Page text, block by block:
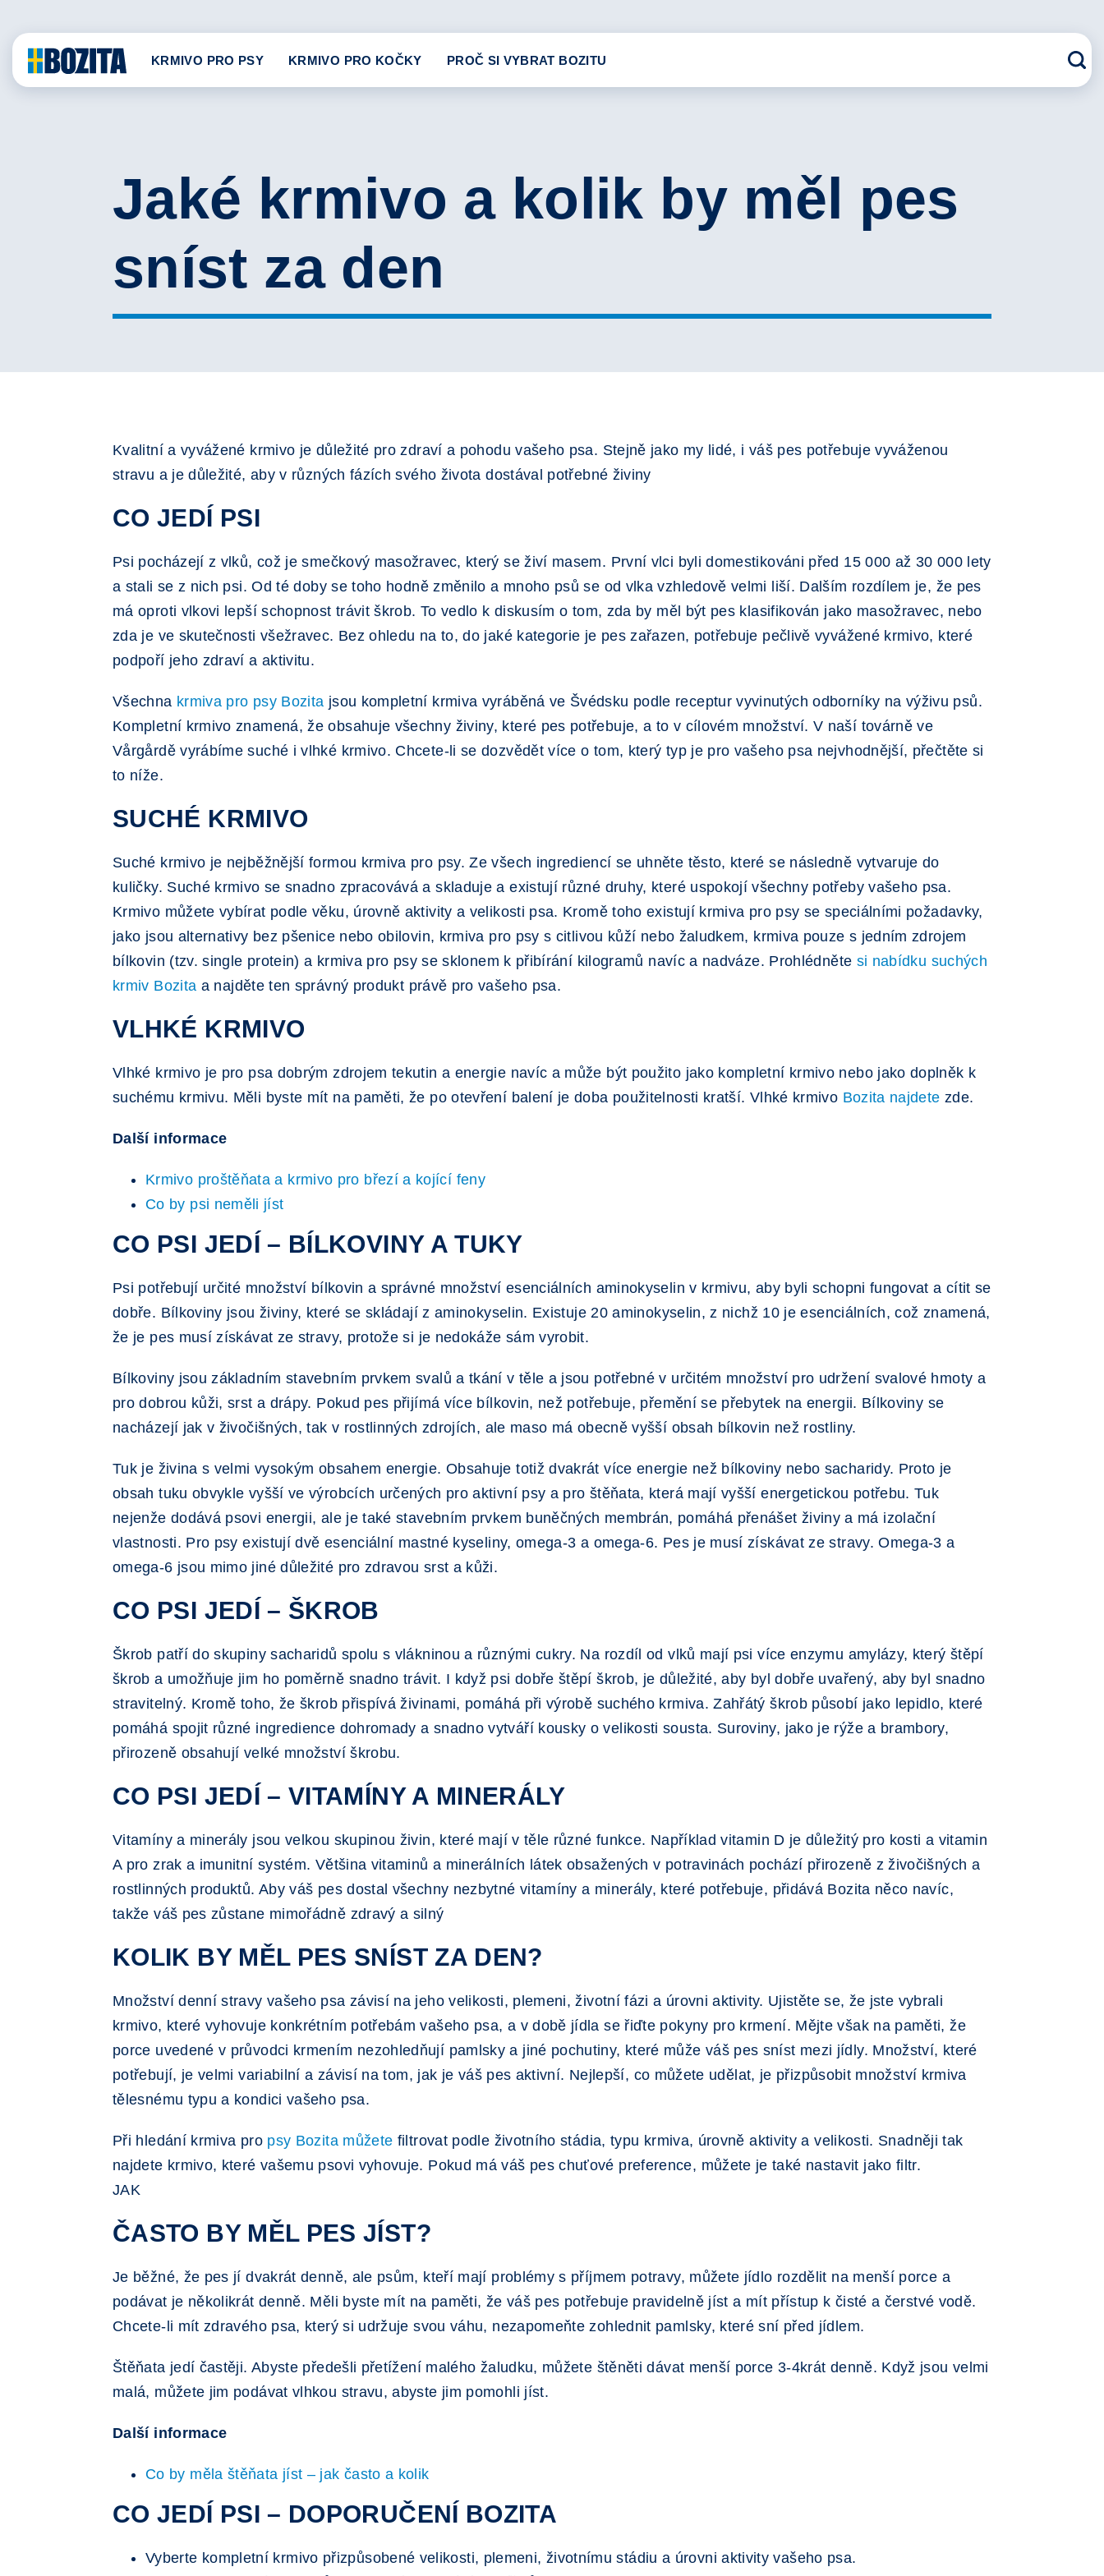
content
KRMIVO PRO PSY KRMIVO PRO KOČKY PROČ SI VYBRAT BOZITU
Jaké krmivo a kolik by měl pes
sníst za den
Kvalitní a vyvážené krmivo je důležité pro zdraví a pohodu vašeho psa. Stejně jako my lidé, i váš pes potřebuje vyváženou
stravu a je důležité, aby v různých fázích svého života dostával potřebné živiny
CO JEDÍ PSI
Psi pocházejí z vlků, což je smečkový masožravec, který se živí masem. První vlci byli domestikováni před 15 000 až 30 000 lety
a stali se z nich psi. Od té doby se toho hodně změnilo a mnoho psů se od vlka vzhledově velmi liší. Dalším rozdílem je, že pes
má oproti vlkovi lepší schopnost trávit škrob. To vedlo k diskusím o tom, zda by měl být pes klasifikován jako masožravec, nebo
zda je ve skutečnosti všežravec. Bez ohledu na to, do jaké kategorie je pes zařazen, potřebuje pečlivě vyvážené krmivo, které
podpoří jeho zdraví a aktivitu.
Všechna krmiva pro psy Bozita jsou kompletní krmiva vyráběná ve Švédsku podle receptur vyvinutých odborníky na výživu psů.
Kompletní krmivo znamená, že obsahuje všechny živiny, které pes potřebuje, a to v cílovém množství. V naší továrně ve
Vårgårdě vyrábíme suché i vlhké krmivo. Chcete-li se dozvědět více o tom, který typ je pro vašeho psa nejvhodnější, přečtěte si
to níže.
SUCHÉ KRMIVO
Suché krmivo je nejběžnější formou krmiva pro psy. Ze všech ingrediencí se uhněte těsto, které se následně vytvaruje do
kuličky. Suché krmivo se snadno zpracovává a skladuje a existují různé druhy, které uspokojí všechny potřeby vašeho psa.
Krmivo můžete vybírat podle věku, úrovně aktivity a velikosti psa. Kromě toho existují krmiva pro psy se speciálními požadavky,
jako jsou alternativy bez pšenice nebo obilovin, krmiva pro psy s citlivou kůží nebo žaludkem, krmiva pouze s jedním zdrojem
bílkovin (tzv. single protein) a krmiva pro psy se sklonem k přibírání kilogramů navíc a nadváze. Prohlédněte si nabídku suchých
krmiv Bozita a najděte ten správný produkt právě pro vašeho psa.
VLHKÉ KRMIVO
Vlhké krmivo je pro psa dobrým zdrojem tekutin a energie navíc a může být použito jako kompletní krmivo nebo jako doplněk k
suchému krmivu. Měli byste mít na paměti, že po otevření balení je doba použitelnosti kratší. Vlhké krmivo Bozita najdete zde.
Další informace
Krmivo proštěňata a krmivo pro březí a kojící feny
Co by psi neměli jíst
CO PSI JEDÍ – BÍLKOVINY A TUKY
Psi potřebují určité množství bílkovin a správné množství esenciálních aminokyselin v krmivu, aby byli schopni fungovat a cítit se
dobře. Bílkoviny jsou živiny, které se skládají z aminokyselin. Existuje 20 aminokyselin, z nichž 10 je esenciálních, což znamená,
že je pes musí získávat ze stravy, protože si je nedokáže sám vyrobit.
Bílkoviny jsou základním stavebním prvkem svalů a tkání v těle a jsou potřebné v určitém množství pro udržení svalové hmoty a
pro dobrou kůži, srst a drápy. Pokud pes přijímá více bílkovin, než potřebuje, přemění se přebytek na energii. Bílkoviny se
nacházejí jak v živočišných, tak v rostlinných zdrojích, ale maso má obecně vyšší obsah bílkovin než rostliny.
Tuk je živina s velmi vysokým obsahem energie. Obsahuje totiž dvakrát více energie než bílkoviny nebo sacharidy. Proto je
obsah tuku obvykle vyšší ve výrobcích určených pro aktivní psy a pro štěňata, která mají vyšší energetickou potřebu. Tuk
nejenže dodává psovi energii, ale je také stavebním prvkem buněčných membrán, pomáhá přenášet živiny a má izolační
vlastnosti. Pro psy existují dvě esenciální mastné kyseliny, omega-3 a omega-6. Pes je musí získávat ze stravy. Omega-3 a
omega-6 jsou mimo jiné důležité pro zdravou srst a kůži.
CO PSI JEDÍ – ŠKROB
Škrob patří do skupiny sacharidů spolu s vlákninou a různými cukry. Na rozdíl od vlků mají psi více enzymu amylázy, který štěpí
škrob a umožňuje jim ho poměrně snadno trávit. I když psi dobře štěpí škrob, je důležité, aby byl dobře uvařený, aby byl snadno
stravitelný. Kromě toho, že škrob přispívá živinami, pomáhá při výrobě suchého krmiva. Zahřátý škrob působí jako lepidlo, které
pomáhá spojit různé ingredience dohromady a snadno vytváří kousky o velikosti sousta. Suroviny, jako je rýže a brambory,
přirozeně obsahují velké množství škrobu.
CO PSI JEDÍ – VITAMÍNY A MINERÁLY
Vitamíny a minerály jsou velkou skupinou živin, které mají v těle různé funkce. Například vitamin D je důležitý pro kosti a vitamin
A pro zrak a imunitní systém. Většina vitaminů a minerálních látek obsažených v potravinách pochází přirozeně z živočišných a
rostlinných produktů. Aby váš pes dostal všechny nezbytné vitamíny a minerály, které potřebuje, přidává Bozita něco navíc,
takže váš pes zůstane mimořádně zdravý a silný
KOLIK BY MĚL PES SNÍST ZA DEN?
Množství denní stravy vašeho psa závisí na jeho velikosti, plemeni, životní fázi a úrovni aktivity. Ujistěte se, že jste vybrali
krmivo, které vyhovuje konkrétním potřebám vašeho psa, a v době jídla se řiďte pokyny pro krmení. Mějte však na paměti, že
porce uvedené v průvodci krmením nezohledňují pamlsky a jiné pochutiny, které může váš pes sníst mezi jídly. Množství, které
potřebují, je velmi variabilní a závisí na tom, jak je váš pes aktivní. Nejlepší, co můžete udělat, je přizpůsobit množství krmiva
tělesnému typu a kondici vašeho psa.
Při hledání krmiva pro psy Bozita můžete filtrovat podle životního stádia, typu krmiva, úrovně aktivity a velikosti. Snadněji tak
najdete krmivo, které vašemu psovi vyhovuje. Pokud má váš pes chuťové preference, můžete je také nastavit jako filtr.
JAK
ČASTO BY MĚL PES JÍST?
Je běžné, že pes jí dvakrát denně, ale psům, kteří mají problémy s příjmem potravy, můžete jídlo rozdělit na menší porce a
podávat je několikrát denně. Měli byste mít na paměti, že váš pes potřebuje pravidelně jíst a mít přístup k čisté a čerstvé vodě.
Chcete-li mít zdravého psa, který si udržuje svou váhu, nezapomeňte zohlednit pamlsky, které sní před jídlem.
Štěňata jedí častěji. Abyste předešli přetížení malého žaludku, můžete štěněti dávat menší porce 3-4krát denně. Když jsou velmi
malá, můžete jim podávat vlhkou stravu, abyste jim pomohli jíst.
Další informace
Co by měla štěňata jíst – jak často a kolik
CO JEDÍ PSI – DOPORUČENÍ BOZITA
Vyberte kompletní krmivo přizpůsobené velikosti, plemeni, životnímu stádiu a úrovni aktivity vašeho psa.